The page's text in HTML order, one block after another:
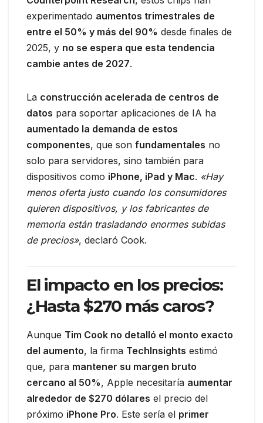
experimentado aumentos trimestrales de
entre el 50% y más del 90% desde finales de
2025, y no se espera que esta tendencia
cambie antes de 2027.
La construcción acelerada de centros de
datos para soportar aplicaciones de IA ha
aumentado la demanda de estos
componentes, que son fundamentales no
solo para servidores, sino también para
dispositivos como iPhone, iPad y Mac. «Hay
menos oferta justo cuando los consumidores
quieren dispositivos, y los fabricantes de
memoria están trasladando enormes subidas
de precios», declaró Cook.
El impacto en los precios:
¿Hasta $270 más caros?
Aunque Tim Cook no detalló el monto exacto
del aumento, la firma TechInsights estimó
que, para mantener su margen bruto
cercano al 50%, Apple necesitaría aumentar
alrededor de $270 dólares el precio del
próximo iPhone Pro. Este sería el primer